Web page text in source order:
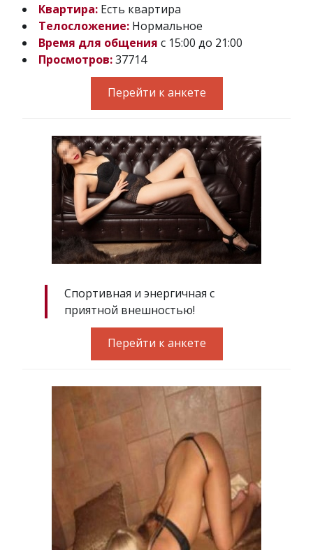
Квартира: Есть квартира
Телосложение: Нормальное
Время для общения с 15:00 до 21:00
Просмотров:37714
Перейти к анкете
Спортивная и энергичная с
приятной внешностью!
Перейти к анкете